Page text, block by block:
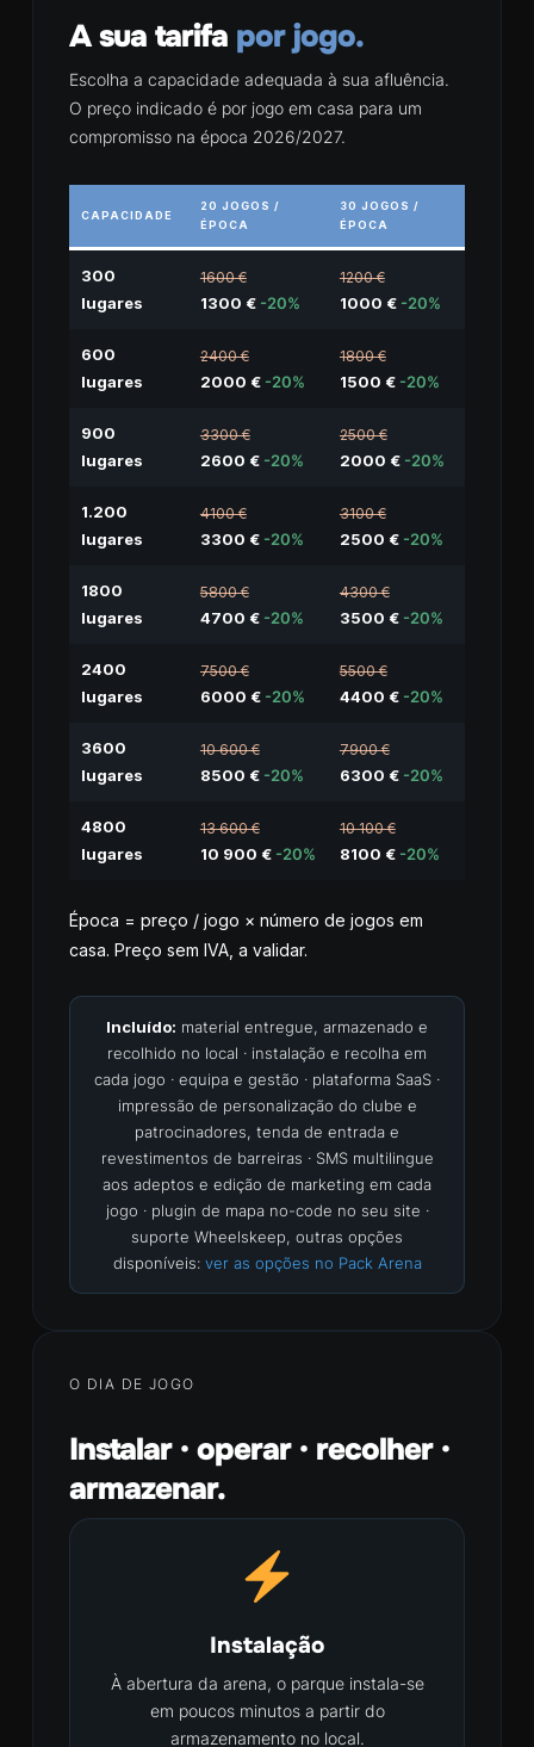
A sua tarifa por jogo.
Escolha a capacidade adequada à sua afluência.
O preço indicado é por jogo em casa para um
compromisso na época 2026/2027.
CAPACIDADE
20 JOGOS /
ÉPOCA
30 JOGOS /
ÉPOCA
300
lugares
1600 €
1300 € -20%
1200 €
1000 € -20%
600
lugares
2400 €
2000 € -20%
1800 €
1500 € -20%
900
lugares
3300 €
2600 € -20%
2500 €
2000 € -20%
1.200
lugares
4100 €
3300 € -20%
3100 €
2500 € -20%
1800
lugares
5800 €
4700 € -20%
4300 €
3500 € -20%
2400
lugares
7500 €
6000 € -20%
5500 €
4400 € -20%
3600
lugares
10 600 €
8500 € -20%
7900 €
6300 € -20%
4800
lugares
13 600 €
10 900 € -20%
10 100 €
8100 € -20%
Época = preço / jogo × número de jogos em
casa. Preço sem IVA, a validar.
Incluído: material entregue, armazenado e
recolhido no local · instalação e recolha em
cada jogo · equipa e gestão · plataforma SaaS ·
impressão de personalização do clube e
patrocinadores, tenda de entrada e
revestimentos de barreiras · SMS multilingue
aos adeptos e edição de marketing em cada
jogo · plugin de mapa no-code no seu site ·
suporte Wheelskeep, outras opções
disponíveis: ver as opções no Pack Arena
O DIA DE JOGO
Instalar · operar · recolher ·
armazenar.
Instalação
À abertura da arena, o parque instala-se
em poucos minutos a partir do
armazenamento no local.